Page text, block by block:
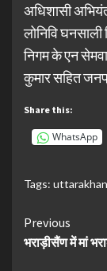
अधिशासी
लोनिवि
निगम के एन
कुमार सहित
Share this:
WhatsApp
Tags:
Continue
Previous
भराड़ीसैंण में मां